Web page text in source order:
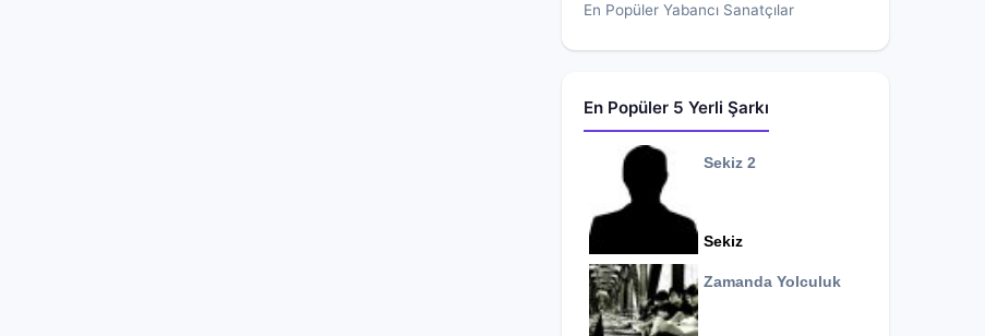
En Popüler Yabancı Sanatçılar
En Popüler 5 Yerli Şarkı
Sekiz 2
Sekiz
Zamanda Yolculuk